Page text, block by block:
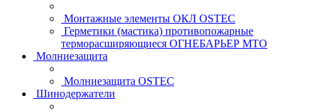
Монтажные элементы ОКЛ OSTEC
Герметики (мастика) противопожарные
терморасширяющиеся ОГНЕБАРЬЕР МТО
Молниезащита
Молниезащита OSTEC
Шинодержатели